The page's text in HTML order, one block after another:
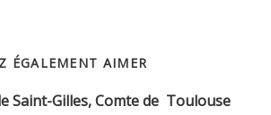
ÉGALEMENT AIMER
Saint-Gilles, Comte de Toulouse